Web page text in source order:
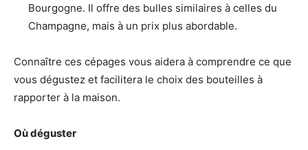
Bourgogne. Il offre des bulles similaires à celles du
Champagne, mais à un prix plus abordable.
Connaître ces cépages vous aidera à comprendre ce que
vous dégustez et facilitera le choix des bouteilles à
rapporter à la maison.
Où déguster